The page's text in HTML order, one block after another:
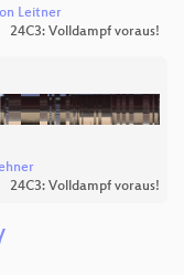
Leitner
24C3: Volldampf voraus!
24C3: Volldampf voraus!